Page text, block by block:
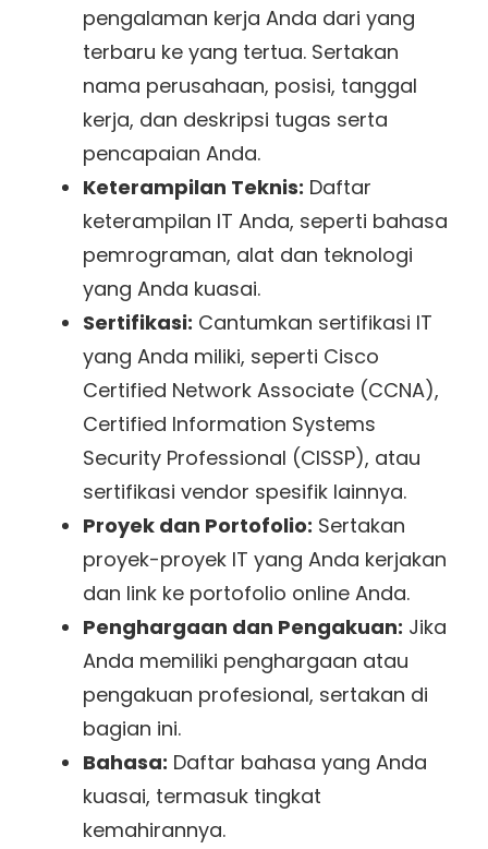
pengalaman kerja Anda dari yang
terbaru ke yang tertua. Sertakan
nama perusahaan, posisi, tanggal
kerja, dan deskripsi tugas serta
pencapaian Anda.
Keterampilan Teknis: Daftar
keterampilan IT Anda, seperti bahasa
pemrograman, alat dan teknologi
yang Anda kuasai.
Sertifikasi: Cantumkan sertifikasi IT
yang Anda miliki, seperti Cisco
Certified Network Associate (CCNA),
Certified Information Systems
Security Professional (CISSP), atau
sertifikasi vendor spesifik lainnya.
Proyek dan Portofolio: Sertakan
proyek-proyek IT yang Anda kerjakan
dan link ke portofolio online Anda.
Penghargaan dan Pengakuan: Jika
Anda memiliki penghargaan atau
pengakuan profesional, sertakan di
bagian ini.
Bahasa: Daftar bahasa yang Anda
kuasai, termasuk tingkat
kemahirannya.